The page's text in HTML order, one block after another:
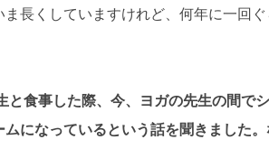
ま長くしていますけれど、何年に一回
食事した際、今、ヨガの先生の間で
ムになっているという話を聞きました